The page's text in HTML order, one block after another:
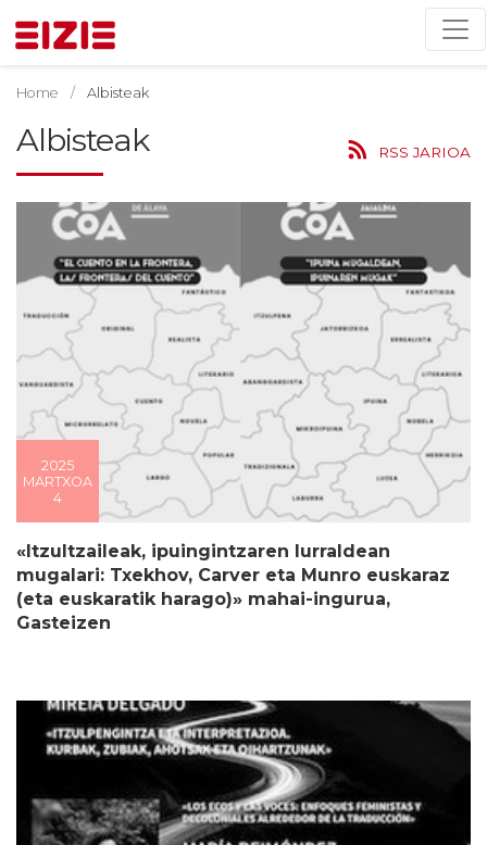
Home Albisteak
Albisteak RSS JARIOA
2025
MARTXOA
4
«Itzultzaileak, ipuingintzaren lurraldean
mugalari: Txekhov, Carver eta Munro euskaraz
(eta euskaratik harago)» mahai-ingurua,
Gasteizen